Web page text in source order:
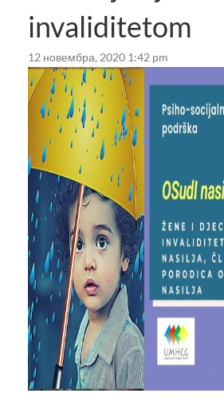
invaliditetom
12 новембра, 2020 1:42 pm